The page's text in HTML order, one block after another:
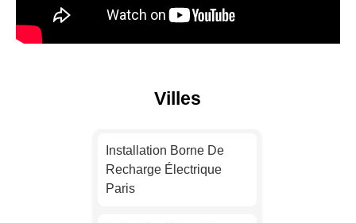
Villes
Installation Borne De
Recharge Électrique
Paris